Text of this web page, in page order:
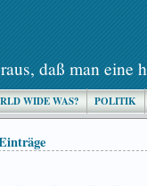
daß man eine
WIDE WAS? POLITIK